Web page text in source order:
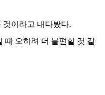
것이라고 내다봤다.
때 오히려 더 불편할 것 같